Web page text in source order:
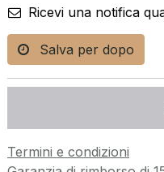
Ricevi una notifica
Salva per dopo
Termini e condizioni